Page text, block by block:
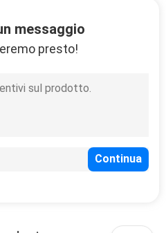
messaggio
presto!